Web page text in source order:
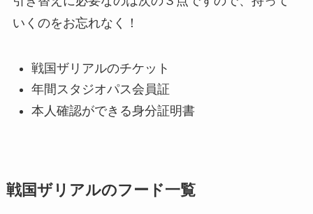
いくのをお忘れなく！
戦国ザリアルのチケット
年間スタジオパス会員証
本人確認ができる身分証明書
戦国ザリアルのフード一覧